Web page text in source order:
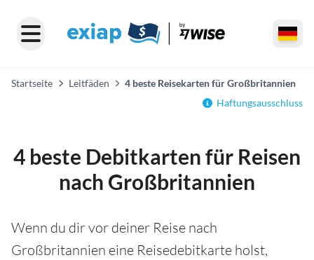
Startseite Leitfäden
4 beste Reisekarten für Großbritannien
Haftungsausschluss
4 beste Debitkarten für Reisen
nach Großbritannien
Wenn du dir vor deiner Reise nach
Großbritannien eine Reisedebitkarte holst,